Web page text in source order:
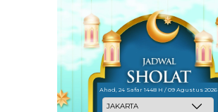
Ahad, 24 Safar 1448 H / 09 Agustus 2026